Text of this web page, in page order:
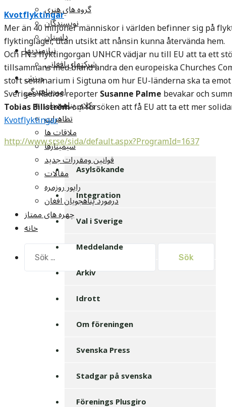
گروه هاي هنري
نويسندگان
داستان
نيازمنديها
شرکتهاي افغاني
ورزش
امورپناهندگي
وکلاي پناهجويان
تظاهرات
ملاقات ها
سيمينارها
قوانين ومقررات جديد
مقالات
راپور روزمره
درمورد پناهجويان افغان
چهره های ممتاز
خانه
efter:
Kvotflyktingar
Mer än 40 miljoner människor i världen befinner sig på
flyktingläger, utan utsikt att nånsin kunna återvända hem.
Och FN:s flyktingorgan UNHCR vädjar nu till EU att ta ett
tillsammans med bland andra den europeiska Churches
stort seminarium i Sigtuna om hur EU-länderna ska ta
Sveriges Radios reporterSusanne Palmebevakar och
Tobias Billströmom försöken att få EU att ta ett mer
Kvotflyktingar
http://www.sr.se/sida/default.aspx?ProgramId=1637
Asylsökande
Integration
Val i Sverige
Meddelande
Arkiv
Idrott
Om föreningen
Svenska Press
Stadgar på svenska
Förenings Plusgiro